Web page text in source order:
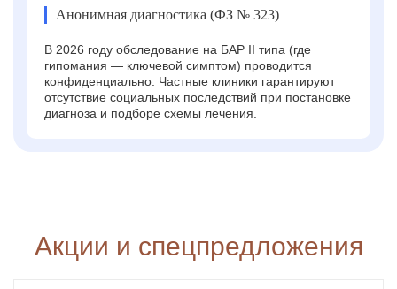
Анонимная диагностика (ФЗ № 323)
В 2026 году обследование на БАР II типа (где
гипомания — ключевой симптом) проводится
конфиденциально. Частные клиники гарантируют
отсутствие социальных последствий при постановке
диагноза и подборе схемы лечения.
Акции и спецпредложения